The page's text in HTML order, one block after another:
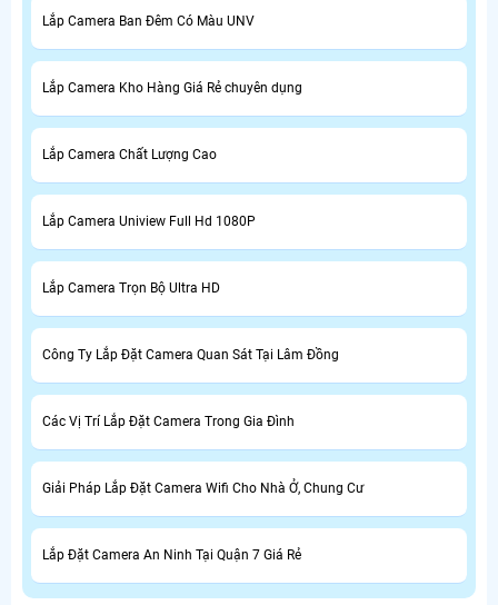
Lắp Camera Ban Đêm Có Màu UNV
Lắp Camera Kho Hàng Giá Rẻ chuyên dụng
Lắp Camera Chất Lượng Cao
Lắp Camera Uniview Full Hd 1080P
Lắp Camera Trọn Bộ Ultra HD
Công Ty Lắp Đặt Camera Quan Sát Tại Lâm Đồng
Các Vị Trí Lắp Đặt Camera Trong Gia Đình
Giải Pháp Lắp Đặt Camera Wifi Cho Nhà Ở, Chung Cư
Lắp Đặt Camera An Ninh Tại Quận 7 Giá Rẻ